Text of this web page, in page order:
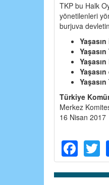
TKP bu Halk
yönetilenleri
burjuva
Türkiye
Merkez
16 Nisan 2017